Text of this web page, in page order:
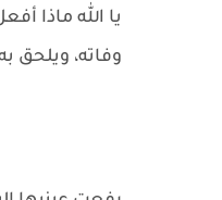
يا الله ماذا
وفاته، ويلحق